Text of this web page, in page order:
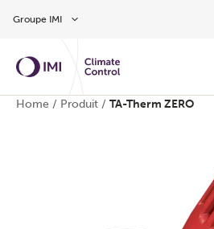
Groupe IMI
Home / Produit / TA-Therm ZERO